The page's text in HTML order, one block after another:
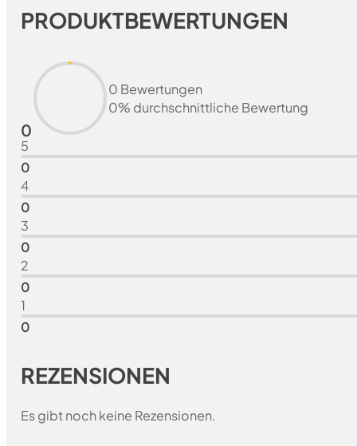
PRODUKTBEWERTUNGEN
0
0 Bewertungen
0% durchschnittliche Bewertung
5
0
4
0
3
0
2
0
1
0
REZENSIONEN
Es gibt noch keine Rezensionen.